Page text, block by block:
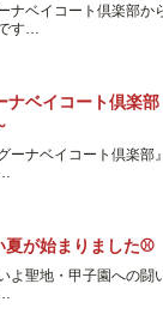
ナベイコート倶楽部か
す…
ナベイコート倶楽
グーナベイコート倶楽
夏が始まりました⚾
よ聖地・甲子園への闘